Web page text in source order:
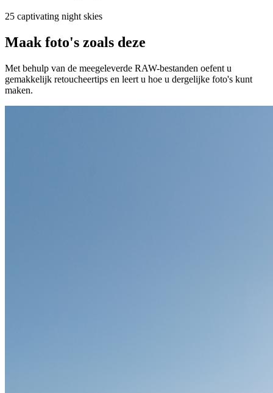
25 captivating night skies
Maak foto's zoals deze
Met behulp van de meegeleverde RAW-bestanden oefent u
gemakkelijk retoucheertips en leert u hoe u dergelijke foto's kunt
maken.